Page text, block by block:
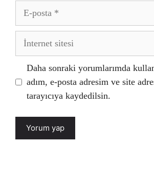
posta
İnternet
Daha sonraki yorumlarımda
adım, e-posta adresim ve site
tarayıcıya kaydedilsin.